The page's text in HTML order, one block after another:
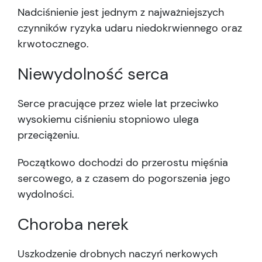
Nadciśnienie jest jednym z najważniejszych
czynników ryzyka udaru niedokrwiennego oraz
krwotocznego.
Niewydolność serca
Serce pracujące przez wiele lat przeciwko
wysokiemu ciśnieniu stopniowo ulega
przeciążeniu.
Początkowo dochodzi do przerostu mięśnia
sercowego, a z czasem do pogorszenia jego
wydolności.
Choroba nerek
Uszkodzenie drobnych naczyń nerkowych